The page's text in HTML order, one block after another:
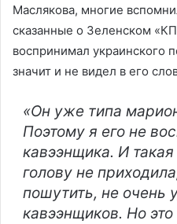
Маслякова, многие
сказанные о Зеленском
воспринимал украинского
значит и не видел в его
«Он уже типа
Поэтому я его не
кавээнщика. И
голову не
пошутить, не очень
кавээнщиков. Но